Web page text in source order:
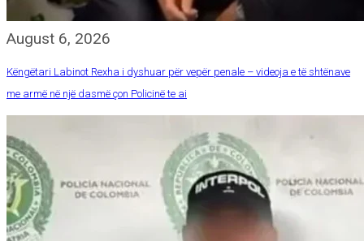
August 6, 2026
Këngëtari Labinot Rexha i dyshuar për vepër penale – videoja e të shtënave
me armë në një dasmë çon Policinë te ai